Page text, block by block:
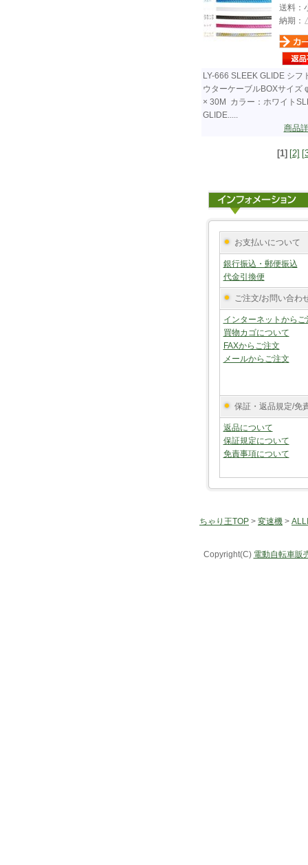
送料：
納期
LY-666 SLEEK GLIDE シフ
ウターケーブルBOXサイズ
× 30M カラー：ホワイト
GLIDE.....
商品
[1] [2]
お支払いについて
銀行振込・郵便振込
代金引換便
ご注文/お問い合わ
インターネットからご
買物カゴについて
FAXからご注文
メールからご注文
保証・返品規定/免
返品について
保証規定について
免責事項について
ちゃり王TOP > 変速機 >
Copyright(C) 電動自転車販